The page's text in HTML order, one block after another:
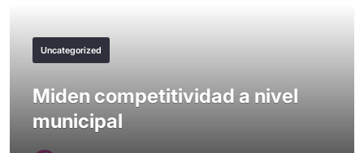
Uncategorized
Miden competitividad a nivel
municipal